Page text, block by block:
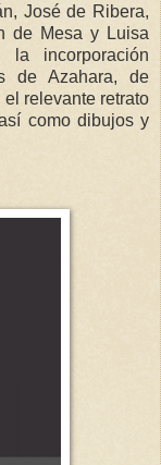
José de Ribera,
de Mesa y Luisa
incorporación
de Azahara, de
relevante retrato
como dibujos y